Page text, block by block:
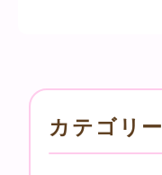
カテゴリー